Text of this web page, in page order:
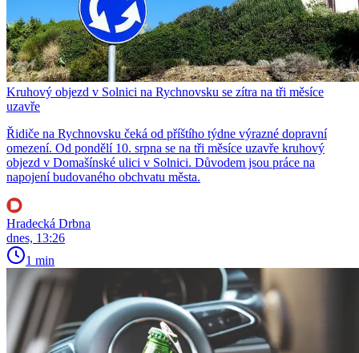
Kruhový objezd v Solnici na Rychnovsku se zítra na tři měsíce
uzavře
Řidiče na Rychnovsku čeká od příštího týdne výrazné dopravní
omezení. Od pondělí 10. srpna se na tři měsíce uzavře kruhový
objezd v Domašínské ulici v Solnici. Důvodem jsou práce na
napojení budovaného obchvatu města.
Hradecká Drbna
dnes, 13:26
1 min